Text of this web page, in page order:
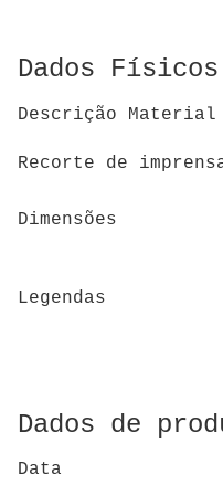
Dados Físicos
Descrição Material
Recorte de
Dimensões
Legendas
Dados de
Data